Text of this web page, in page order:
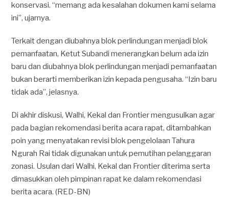
konservasi. “memang ada kesalahan dokumen kami selama
ini”, ujarnya.
Terkait dengan diubahnya blok perlindungan menjadi blok
pemanfaatan, Ketut Subandi menerangkan belum ada izin
baru dan diubahnya blok perlindungan menjadi pemanfaatan
bukan berarti memberikan izin kepada pengusaha. “Izin baru
tidak ada”, jelasnya.
Di akhir diskusi, Walhi, Kekal dan Frontier mengusulkan agar
pada bagian rekomendasi berita acara rapat, ditambahkan
poin yang menyatakan revisi blok pengelolaan Tahura
Ngurah Rai tidak digunakan untuk pemutihan pelanggaran
zonasi. Usulan dari Walhi, Kekal dan Frontier diterima serta
dimasukkan oleh pimpinan rapat ke dalam rekomendasi
berita acara. (RED-BN)